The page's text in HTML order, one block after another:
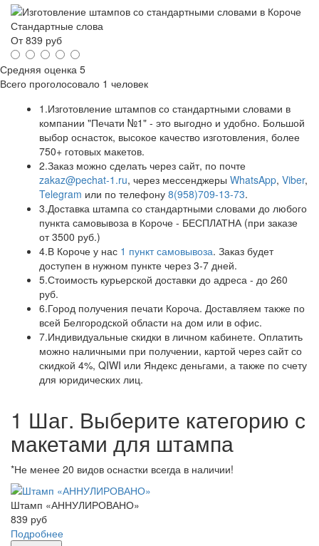
Стандартные слова
От839 руб
Средняя оценка 5
Всего проголосовало 1 человек
1.Изготовление штампов со стандартными словами в
компании "Печати №1" - это выгодно и удобно. Большой
выбор оснасток, высокое качество изготовления, более
750+ готовых макетов.
2.Заказ можно сделать через сайт, по почте
zakaz@pechat-1.ru, через мессенджеры WhatsApp, Viber,
Telegram или по телефону 8(958)709-13-73.
3.Доставка штампа со стандартными словами до любого
пункта самовывоза в Короче - БЕСПЛАТНА (при заказе
от 3500 руб.)
4.В Короче у нас 1 пункт самовывоза. Заказ будет
доступен в нужном пункте через 3-7 дней.
5.Стоимость курьерской доставки до адреса - до 260
руб.
6.Город получения печати Короча. Доставляем также по
всей Белгородской области на дом или в офис.
7.Индивидуальные скидки в личном кабинете. Оплатить
можно наличными при получении, картой через сайт со
скидкой 4%, QIWI или Яндекс деньгами, а также по счету
для юридических лиц.
1 Шаг. Выберите категорию с
макетами для штампа
*Не менее 20 видов оснастки всегда в наличии!
Штамп «АННУЛИРОВАНО»
839 руб
Подробнее